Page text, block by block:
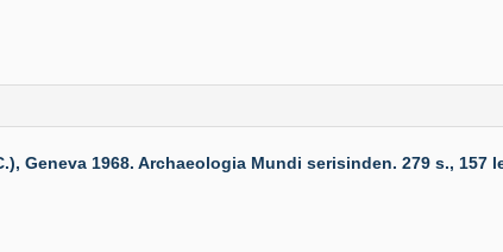
Geneva 1968. Archaeologia Mundi serisinden. 279 s., 157